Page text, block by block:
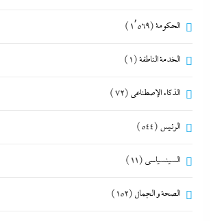
الحكومة(1٬569)
الخدمة الناطقة(1)
الذكاء الإصطناعي (72)
الرئيس (544)
السينسياسي (11)
الصحة و الجمال (152)